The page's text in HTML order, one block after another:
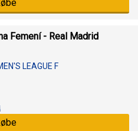
Femení - Real Madrid
LEAGUE F